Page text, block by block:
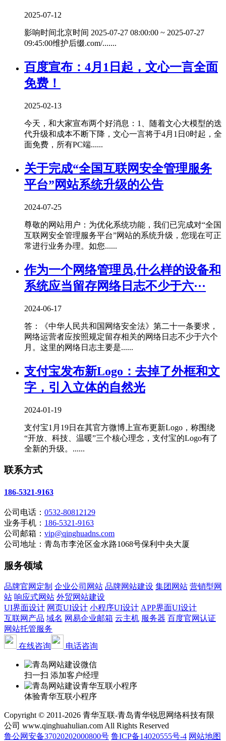
2025-07-12
影响时间北京时间 2025-07-27 08:00:00 ~ 2025-07-27
09:45:00维护后缀.com/.......
百度宣布：4月1日起，文心一言全面
免费！
2025-02-13
今天，和大家宣布两个好消息：1、随着文心大模型的迭
代升级和成本不断下降，文心一言将于4月1日0时起，全
面免费，所有PC端......
关于完成“全国互联网安全管理服务
平台”网站系统升级的公告
2024-07-25
尊敬的网站用户：为优化系统功能，我们已完成对“全国
互联网安全管理服务平台”网站的系统升级，您现在可正
常进行业务办理。如您......
作为一个网络管理员,什么样的设备和
系统应当留存网络日志不少于六···
2024-06-17
答：《中华人民共和国网络安全法》第二十一条要求，
网络运营者应按照规定留存相关的网络日志不少于六个
月。这里的网络日志主要是......
支付宝发布新Logo：去掉了外框和文
字，引入立体的自然光
2024-01-19
支付宝1月19日在其官方微博上宣布更新Logo，称围绕
“开放、科技、温暖”三个核心理念，支付宝的Logo有了
全新的升级。......
联系方式
186-5321-9163
公司电话： 0532-80812129
业务手机： 186-5321-9163
公司邮箱： vip@qinghuadns.com
公司地址：青岛市李沧区金水路1068号保利中央大厦
服务领域
品牌官网定制 企业公司网站 品牌网站建设 集团网站 营销型网
站 响应式网站 外贸网站建设
UI界面设计 网页UI设计 小程序UI设计 APP界面UI设计
互联网产品 域名 网易企业邮箱 云主机 服务器 百度官网认证
网站托管服务
在线咨询
电话咨询
扫一扫 添加客户经理
体验青华互联小程序
Copyright © 2011-2026 青华互联-青岛青华锐思网络科技有限
公司 www.qinghuahulian.com All Rights Reserved
鲁公网安备37020202000800号 鲁ICP备14020555号-4 网站地图